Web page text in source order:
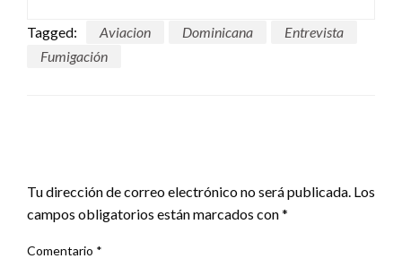
Tagged: Aviacion Dominicana
Entrevista
Fumigación
Tu dirección de correo electrónico no será publicada. Los
campos obligatorios están marcados con*
Comentario *